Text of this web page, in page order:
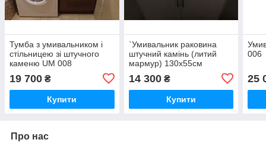
Тумба з умивальником і
стільницею зі штучного
каменю UM 008
19 700 ₴
Купити
`Умивальник раковина
штучний камінь (литий
мармур) 130х55см
14 300₴
Купити
006
25
Про нас